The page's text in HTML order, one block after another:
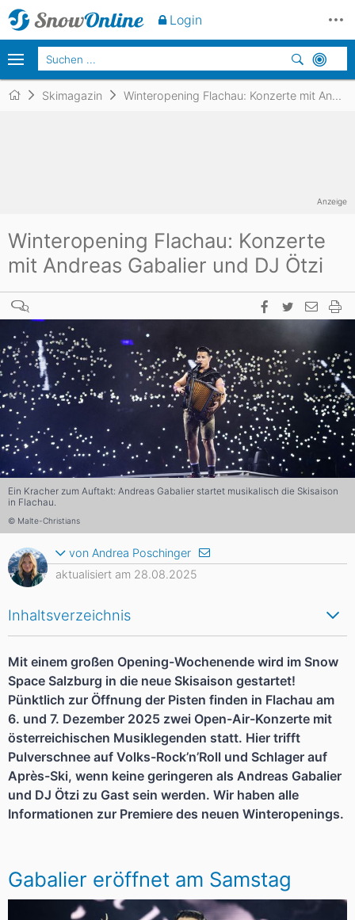
Skimagazin Winteropening Flachau: Konzerte mit Andreas Gabalier und DJ Ötzi
Winteropening Flachau: Konzerte
mit Andreas Gabalier und DJ Ötzi
Ein Kracher zum Auftakt: Andreas Gabalier startet musikalisch die Skisaison
in Flachau.
© Malte-Christians
Inhaltsverzeichnis
Mit einem großen Opening-Wochenende wird im Snow
Space Salzburg in die neue Skisaison gestartet!
Pünktlich zur Öffnung der Pisten finden in Flachau am
6. und 7. Dezember 2025 zwei Open-Air-Konzerte mit
österreichischen Musiklegenden statt. Hier trifft
Pulverschnee auf Volks-Rock’n’Roll und Schlager auf
Après-Ski, wenn keine geringeren als Andreas Gabalier
und DJ Ötzi zu Gast sein werden. Wir haben alle
Informationen zur Premiere des neuen Winteropenings.
Gabalier eröffnet am Samstag
von Andrea Poschinger
aktualisiert am 28.08.2025
Anzeige
Login